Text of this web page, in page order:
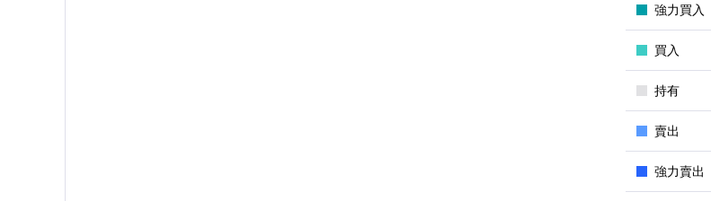
強力買入
買入
持有
賣出
強力賣出